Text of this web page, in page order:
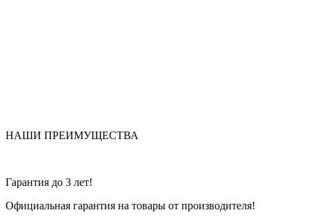
НАШИ ПРЕИМУЩЕСТВА
Гарантия до 3 лет!
Официальная гарантия на товары от производителя!